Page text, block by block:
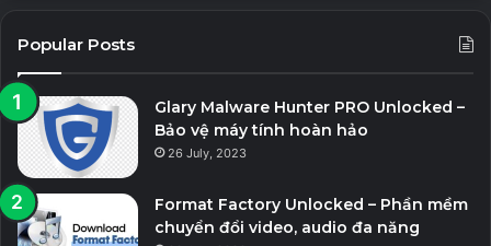
Popular Posts
Glary Malware Hunter PRO Unlocked –
Bảo vệ máy tính hoàn hảo
26 July, 2023
Format Factory Unlocked – Phần mềm
chuyển đổi video, audio đa năng